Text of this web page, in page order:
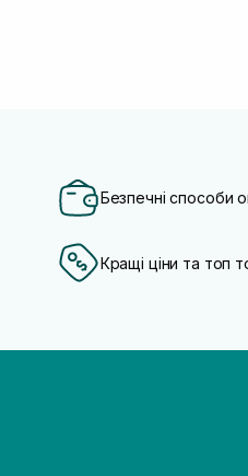
Безпечні способи
Кращі ціни та топ